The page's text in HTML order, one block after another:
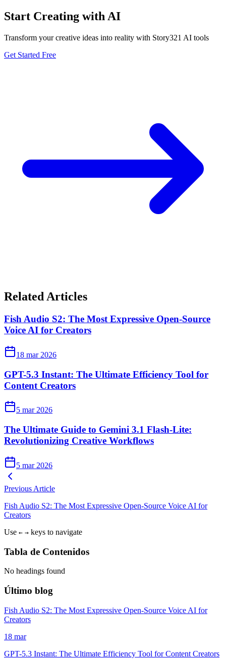
Start Creating with AI
Transform your creative ideas into reality with Story321 AI tools
Get Started Free
Related Articles
Fish Audio S2: The Most Expressive Open-Source
Voice AI for Creators
18 mar 2026
GPT-5.3 Instant: The Ultimate Efficiency Tool for
Content Creators
5 mar 2026
The Ultimate Guide to Gemini 3.1 Flash-Lite:
Revolutionizing Creative Workflows
5 mar 2026
Previous Article
Fish Audio S2: The Most Expressive Open-Source Voice AI for
Creators
Use ← → keys to navigate
Tabla de Contenidos
No headings found
Último blog
Fish Audio S2: The Most Expressive Open-Source Voice AI for
Creators
18 mar
GPT-5.3 Instant: The Ultimate Efficiency Tool for Content Creators